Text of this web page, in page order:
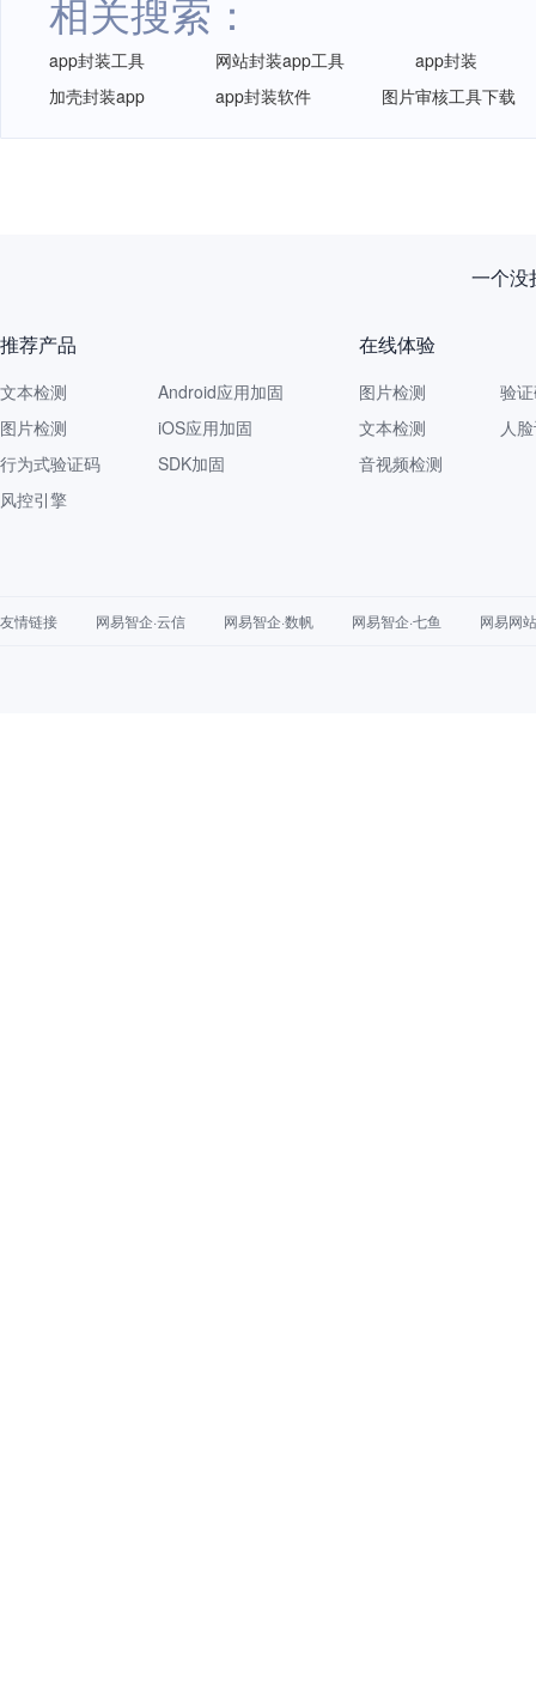
相关搜索：
app封装工具 网站封装app工具
app封装
加壳封装app
app封装软件 图片审核工具下载
推荐产品
文本检测
图片检测
行为式验证码
风控引擎
Android应用加固
iOS应用加固
SDK加固
在线体验
图片检测
文本检测
音视频检测
验
人
友情链接 网易智企·云信 网易智企·数帆 网易智企·七鱼 网易网